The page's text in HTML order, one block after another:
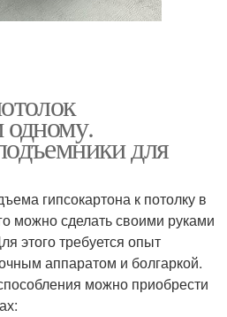
одному.
для
гипсокартона к потолку в
можно сделать своими руками
этого требуется опыт
аппаратом и болгаркой.
можно приобрести